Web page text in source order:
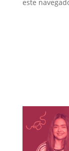
este